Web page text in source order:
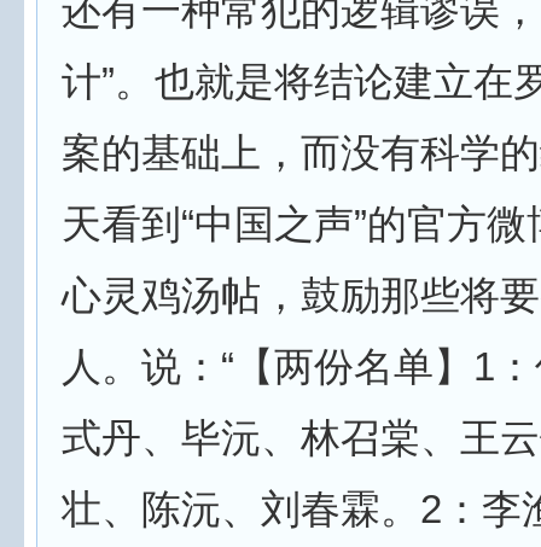
还有一种常犯的逻辑谬误
计”。也就是将结论建立在
案的基础上，而没有科学
天看到“中国之声”的官方
心灵鸡汤帖，鼓励那些将
人。说：“【两份名单】1
式丹、毕沅、林召棠、王
壮、陈沅、刘春霖。2：李